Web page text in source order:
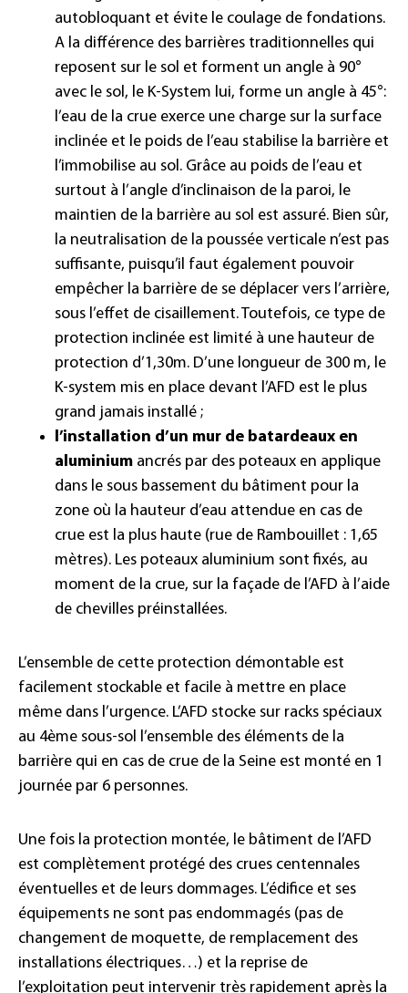
autobloquant et évite le coulage de fondations.
A la différence des barrières traditionnelles qui
reposent sur le sol et forment un angle à 90°
avec le sol, le K-System lui, forme un angle à 45°:
l’eau de la crue exerce une charge sur la surface
inclinée et le poids de l’eau stabilise la barrière et
l’immobilise au sol. Grâce au poids de l’eau et
surtout à l’angle d’inclinaison de la paroi, le
maintien de la barrière au sol est assuré. Bien sûr,
la neutralisation de la poussée verticale n’est pas
suffisante, puisqu’il faut également pouvoir
empêcher la barrière de se déplacer vers l’arrière,
sous l’effet de cisaillement. Toutefois, ce type de
protection inclinée est limité à une hauteur de
protection d’1,30m. D’une longueur de 300 m, le
K-system mis en place devant l’AFD est le plus
grand jamais installé ;
l’installation d’un mur de batardeaux en
aluminium ancrés par des poteaux en applique
dans le sous bassement du bâtiment pour la
zone où la hauteur d’eau attendue en cas de
crue est la plus haute (rue de Rambouillet : 1,65
mètres). Les poteaux aluminium sont fixés, au
moment de la crue, sur la façade de l’AFD à l’aide
de chevilles préinstallées.
L’ensemble de cette protection démontable est
facilement stockable et facile à mettre en place
même dans l’urgence. L’AFD stocke sur racks spéciaux
au 4ème sous-sol l’ensemble des éléments de la
barrière qui en cas de crue de la Seine est monté en 1
journée par 6 personnes.
Une fois la protection montée, le bâtiment de l’AFD
est complètement protégé des crues centennales
éventuelles et de leurs dommages. L’édifice et ses
équipements ne sont pas endommagés (pas de
changement de moquette, de remplacement des
installations électriques…) et la reprise de
l’exploitation peut intervenir très rapidement après la